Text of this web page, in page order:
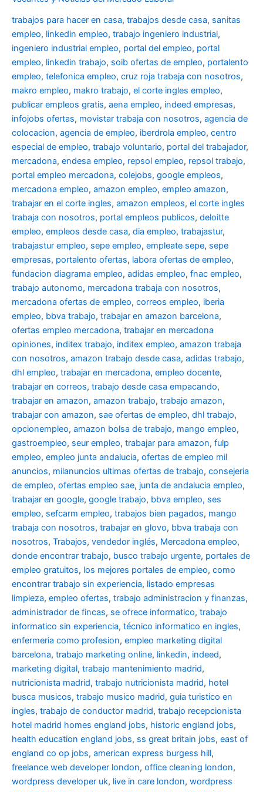
trabajos para hacer en casa, trabajos desde casa, sanitas
empleo, linkedin empleo, trabajo ingeniero industrial,
ingeniero industrial empleo, portal del empleo, portal
empleo, linkedin trabajo, soib ofertas de empleo, portalento
empleo, telefonica empleo, cruz roja trabaja con nosotros,
makro empleo, makro trabajo, el corte ingles empleo,
publicar empleos gratis, aena empleo, indeed empresas,
infojobs ofertas, movistar trabaja con nosotros, agencia de
colocacion, agencia de empleo, iberdrola empleo, centro
especial de empleo, trabajo voluntario, portal del trabajador,
mercadona, endesa empleo, repsol empleo, repsol trabajo,
portal empleo mercadona, colejobs, google empleos,
mercadona empleo, amazon empleo, empleo amazon,
trabajar en el corte ingles, amazon empleos, el corte ingles
trabaja con nosotros, portal empleos publicos, deloitte
empleo, empleos desde casa, dia empleo, trabajastur,
trabajastur empleo, sepe empleo, empleate sepe, sepe
empresas, portalento ofertas, labora ofertas de empleo,
fundacion diagrama empleo, adidas empleo, fnac empleo,
trabajo autonomo, mercadona trabaja con nosotros,
mercadona ofertas de empleo, correos empleo, iberia
empleo, bbva trabajo, trabajar en amazon barcelona,
ofertas empleo mercadona, trabajar en mercadona
opiniones, inditex trabajo, inditex empleo, amazon trabaja
con nosotros, amazon trabajo desde casa, adidas trabajo,
dhl empleo, trabajar en mercadona, empleo docente,
trabajar en correos, trabajo desde casa empacando,
trabajar en amazon, amazon trabajo, trabajo amazon,
trabajar con amazon, sae ofertas de empleo, dhl trabajo,
opcionempleo, amazon bolsa de trabajo, mango empleo,
gastroempleo, seur empleo, trabajar para amazon, fulp
empleo, empleo junta andalucia, ofertas de empleo mil
anuncios, milanuncios ultimas ofertas de trabajo, consejeria
de empleo, ofertas empleo sae, junta de andalucia empleo,
trabajar en google, google trabajo, bbva empleo, ses
empleo, sefcarm empleo, trabajos bien pagados, mango
trabaja con nosotros, trabajar en glovo, bbva trabaja con
nosotros, Trabajos, vendedor inglés, Mercadona empleo,
donde encontrar trabajo, busco trabajo urgente, portales de
empleo gratuitos, los mejores portales de empleo, como
encontrar trabajo sin experiencia, listado empresas
limpieza, empleo ofertas, trabajo administracion y finanzas,
administrador de fincas, se ofrece informatico, trabajo
informatico sin experiencia, técnico informatico en ingles,
enfermeria como profesion, empleo marketing digital
barcelona, trabajo marketing online, linkedin, indeed,
marketing digital, trabajo mantenimiento madrid,
nutricionista madrid, trabajo nutricionista madrid, hotel
busca musicos, trabajo musico madrid, guia turistico en
ingles, trabajo de conductor madrid, trabajo recepcionista
hotel madrid homes england jobs, historic england jobs,
health education england jobs, ss great britain jobs, east of
england co op jobs, american express burgess hill,
freelance web developer london, office cleaning london,
wordpress developer uk, live in care london, wordpress